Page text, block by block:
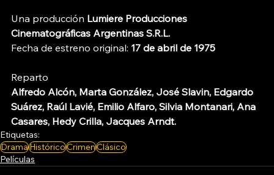
Una producción Lumiere Producciones
Cinematográficas Argentinas S.R.L.
Fecha de estreno original: 17 de abril de 1975
Reparto
Alfredo Alcón, Marta González, José Slavin, Edgardo
Suárez, Raúl Lavié, Emilio Alfaro, Silvia Montanari, Ana
Casares, Hedy Crilla, Jacques Arndt.
Etiquetas:
DramaHistóricoCrimenClásico
Películas